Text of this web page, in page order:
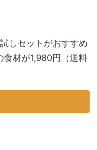
しセットがおすすめ
材が1,980円（送料